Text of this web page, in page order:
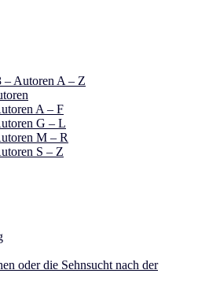
– Autoren A – Z
A – F
G – L
M – R
S – Z
oder die Sehnsucht nach der